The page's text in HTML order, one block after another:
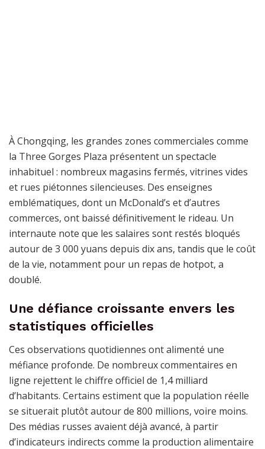
À Chongqing, les grandes zones commerciales comme
la Three Gorges Plaza présentent un spectacle
inhabituel : nombreux magasins fermés, vitrines vides
et rues piétonnes silencieuses. Des enseignes
emblématiques, dont un McDonald’s et d’autres
commerces, ont baissé définitivement le rideau. Un
internaute note que les salaires sont restés bloqués
autour de 3 000 yuans depuis dix ans, tandis que le coût
de la vie, notamment pour un repas de hotpot, a
doublé.
Une défiance croissante envers les
statistiques officielles
Ces observations quotidiennes ont alimenté une
méfiance profonde. De nombreux commentaires en
ligne rejettent le chiffre officiel de 1,4 milliard
d’habitants. Certains estiment que la population réelle
se situerait plutôt autour de 800 millions, voire moins.
Des médias russes avaient déjà avancé, à partir
d’indicateurs indirects comme la production alimentaire